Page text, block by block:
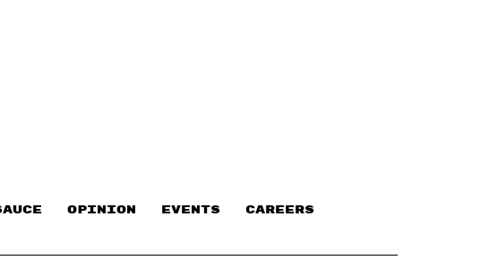
OPINION EVENTS CAREERS